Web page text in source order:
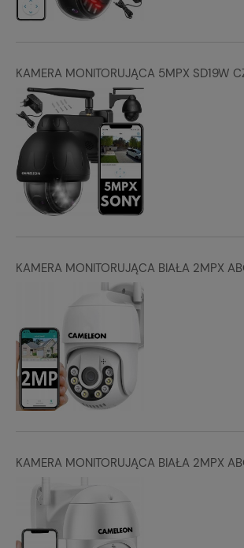
KAMERA MONITORUJĄCA 5MPX SD19W
KAMERA MONITORUJĄCA BIAŁA 2MPX
KAMERA MONITORUJĄCA BIAŁA 2MPX